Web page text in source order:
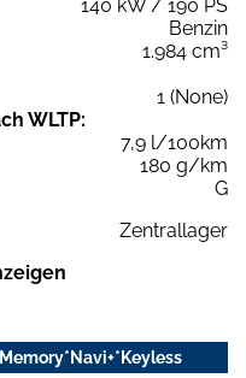
140 kW / 190 PS
Benzin
1.984 cm³
1 (None)
WLTP:
7,9 l/100km
180 g/km
G
Zentrallager